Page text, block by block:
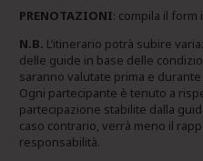
PRENOTAZIONI: compila il form
N.B. L’itinerario potrà subire
delle guide in base delle
saranno valutate prima e durante
Ogni partecipante è tenuto a
partecipazione stabilite dalla
caso contrario, verrà meno il
responsabilità.